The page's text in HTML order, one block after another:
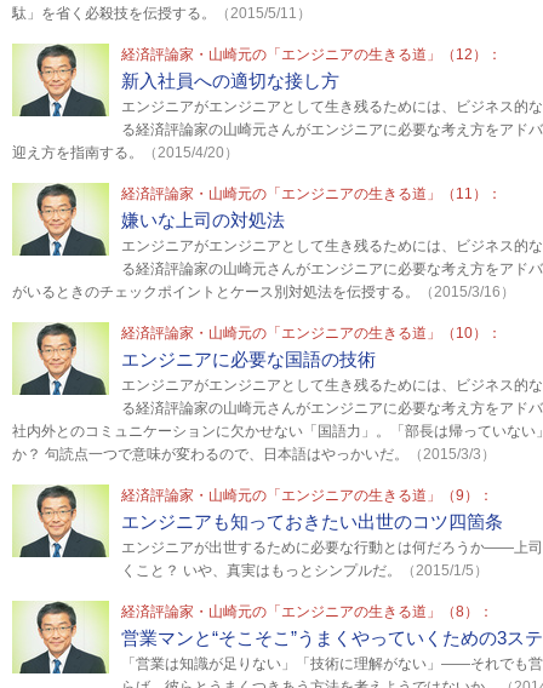
駄」を省く必殺技を伝授する。
（2015/5/11）
経済評論家・山崎元の「エンジニアの生きる道」（12）：
新入社員への適切な接し方
エンジニアがエンジニアとして生き残るためには、ビジネス的
る経済評論家の山崎元さんがエンジニアに必要な考え方をアド
迎え方を指南する。
（2015/4/20）
経済評論家・山崎元の「エンジニアの生きる道」（11）：
嫌いな上司の対処法
エンジニアがエンジニアとして生き残るためには、ビジネス的
る経済評論家の山崎元さんがエンジニアに必要な考え方をアド
がいるときのチェックポイントとケース別対処法を伝授する。
（2015/3/16）
経済評論家・山崎元の「エンジニアの生きる道」（10）：
エンジニアに必要な国語の技術
エンジニアがエンジニアとして生き残るためには、ビジネス的
る経済評論家の山崎元さんがエンジニアに必要な考え方をアド
社内外とのコミュニケーションに欠かせない「国語力」。「部長は帰っていな
か？ 句読点一つで意味が変わるので、日本語はやっかいだ。
（2015/3/3）
経済評論家・山崎元の「エンジニアの生きる道」（9）：
エンジニアも知っておきたい出世のコツ四箇条
エンジニアが出世するために必要な行動とは何だろうか――上
くこと？ いや、真実はもっとシンプルだ。
（2015/1/5）
経済評論家・山崎元の「エンジニアの生きる道」（8）：
営業マンと“そこそこ”うまくやっていくための3ス
「営業は知識が足りない」「技術に理解がない」――それでも